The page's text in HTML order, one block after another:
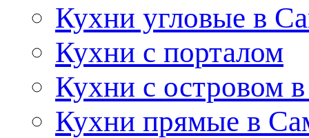
Кухни угловые в
Кухни с порталом
Кухни с островом
Кухни прямые в